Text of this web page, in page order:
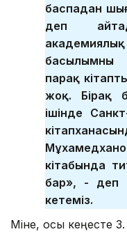
баспадан
деп
басылымның
парақ
жоқ. Бірақ
ішінде
кітабында
бар», - деп
кетеміз.
Міне, осы кеңесте